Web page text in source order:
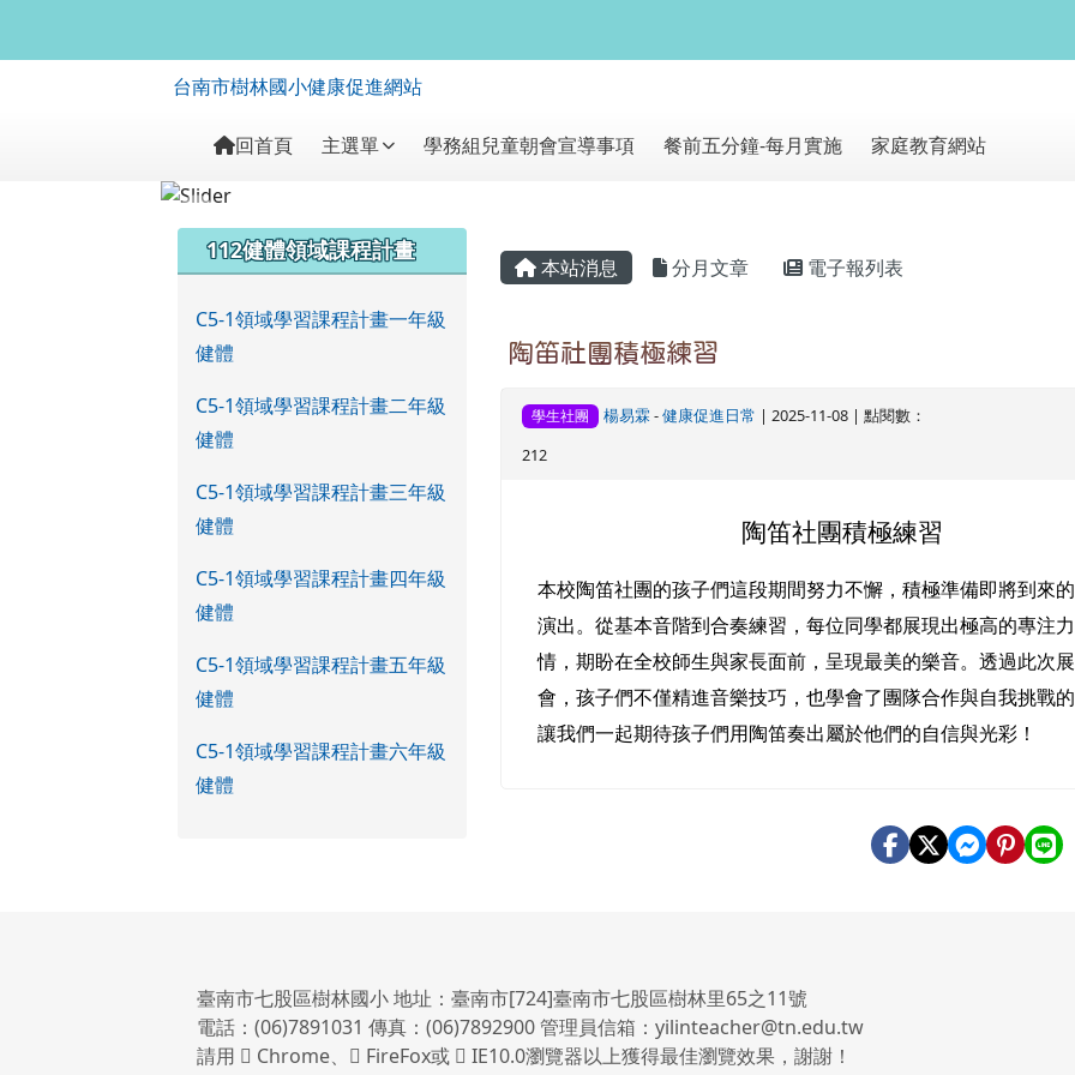
台南市樹林國小健康促進網站
回首頁 主選單 學務組兒童朝會宣導事項 餐前五分鐘-每月實施 家庭教育網站
左邊區域內容
112健體領域課程計畫
C5-1領域學習課程計畫一年級
健體
C5-1領域學習課程計畫二年級
健體
C5-1領域學習課程計畫三年級
健體
C5-1領域學習課程計畫四年級
健體
C5-1領域學習課程計畫五年級
健體
C5-1領域學習課程計畫六年級
健體
本站消息 分月文章 電子報列表
陶笛社團積極練習
學生社團 楊易霖-健康促進日常 | 2025-11-08 | 點閱數：
212
陶笛社團積極練習
本校陶笛社團的孩子們這段期間努力不懈，積極準備即將到來
演出。從基本音階到合奏練習，每位同學都展現出極高的專注
情，期盼在全校師生與家長面前，呈現最美的樂音。透過此次
會，孩子們不僅精進音樂技巧，也學會了團隊合作與自我挑戰
讓我們一起期待孩子們用陶笛奏出屬於他們的自信與光彩！
臺南市七股區樹林國小 地址：臺南市[724]臺南市七股區樹林里65之11號
電話：(06)7891031 傳真：(06)7892900 管理員信箱：yilinteacher@tn.edu.tw
請用
Chrome、 FireFox或 IE10.0瀏覽器以上獲得最佳瀏覽效果，謝謝！